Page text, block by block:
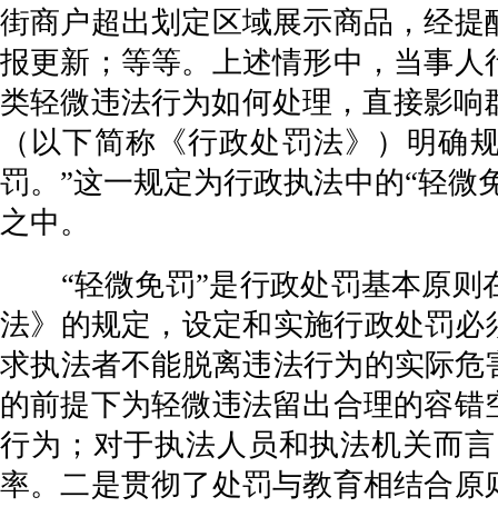
街商户超出划定区域展示商品，经
报更新；等等。上述情形中，当事
类轻微违法行为如何处理，直接影
（以下简称《行政处罚法》）明确
罚。”这一规定为行政执法中的“轻
之中。
“轻微免罚”是行政处罚基本原则
法》的规定，设定和实施行政处罚
求执法者不能脱离违法行为的实际
的前提下为轻微违法留出合理的容
行为；对于执法人员和执法机关而
率。二是贯彻了处罚与教育相结合